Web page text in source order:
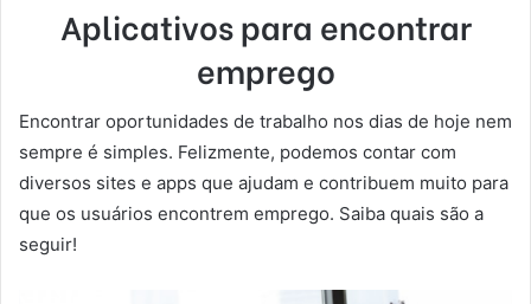
Aplicativos para encontrar
emprego
Encontrar oportunidades de trabalho nos dias de hoje nem
sempre é simples. Felizmente, podemos contar com
diversos sites e apps que ajudam e contribuem muito para
que os usuários encontrem emprego. Saiba quais são a
seguir!